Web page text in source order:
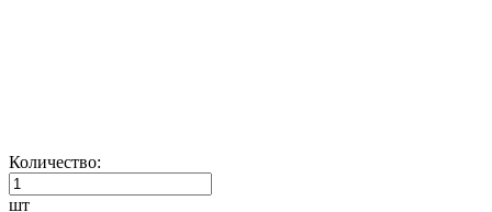
Количество:
шт